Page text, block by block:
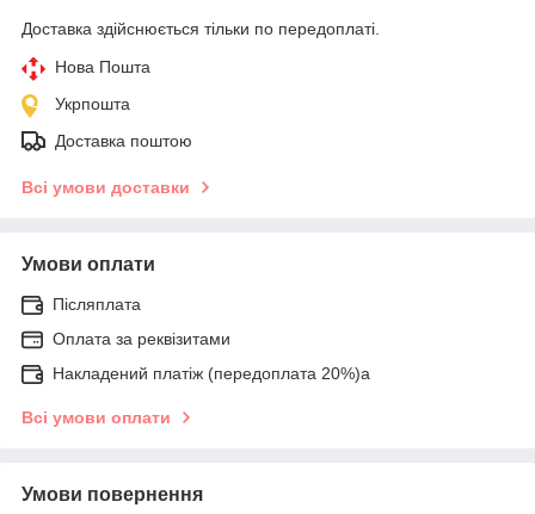
Доставка здійснюється тільки по передоплаті.
Нова Пошта
Укрпошта
Доставка поштою
Всі умови доставки
Умови оплати
Післяплата
Оплата за реквізитами
Накладений платіж (передоплата 20%)а
Всі умови оплати
Умови повернення